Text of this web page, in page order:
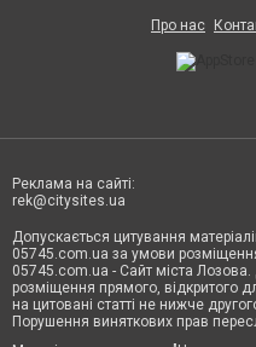
Про нас
Реклама на сайті:
rek@citysites.ua
Допускається цитування
05745.com.ua за умови
05745.com.ua - Сайт міста
розміщення прямого, відкритого
на цитовані статті не нижче
Порушення виняткових прав